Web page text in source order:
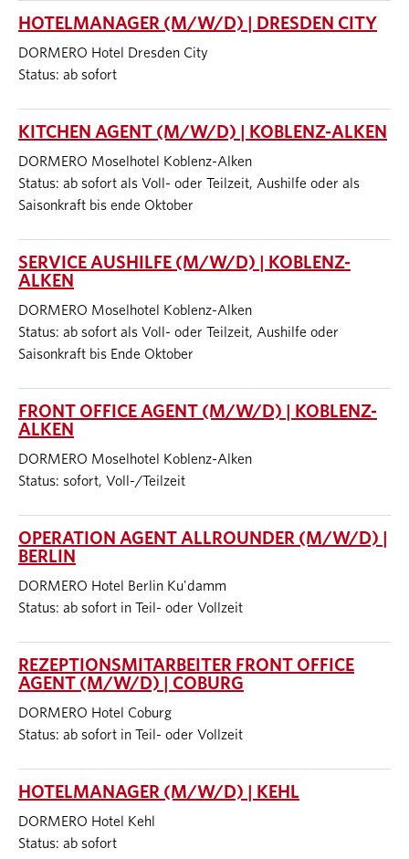
HOTELMANAGER (M/W/D) | DRESDEN CITY
DORMERO Hotel Dresden City
Status: ab sofort
KITCHEN AGENT (M/W/D) | KOBLENZ-ALKEN
DORMERO Moselhotel Koblenz-Alken
Status: ab sofort als Voll- oder Teilzeit, Aushilfe oder als
Saisonkraft bis ende Oktober
SERVICE AUSHILFE (M/W/D) | KOBLENZ-
ALKEN
DORMERO Moselhotel Koblenz-Alken
Status: ab sofort als Voll- oder Teilzeit, Aushilfe oder
Saisonkraft bis Ende Oktober
FRONT OFFICE AGENT (M/W/D) | KOBLENZ-
ALKEN
DORMERO Moselhotel Koblenz-Alken
Status: sofort, Voll-/Teilzeit
OPERATION AGENT ALLROUNDER (M/W/D) |
BERLIN
DORMERO Hotel Berlin Ku'damm
Status: ab sofort in Teil- oder Vollzeit
REZEPTIONSMITARBEITER FRONT OFFICE
AGENT (M/W/D) | COBURG
DORMERO Hotel Coburg
Status: ab sofort in Teil- oder Vollzeit
HOTELMANAGER (M/W/D) | KEHL
DORMERO Hotel Kehl
Status: ab sofort